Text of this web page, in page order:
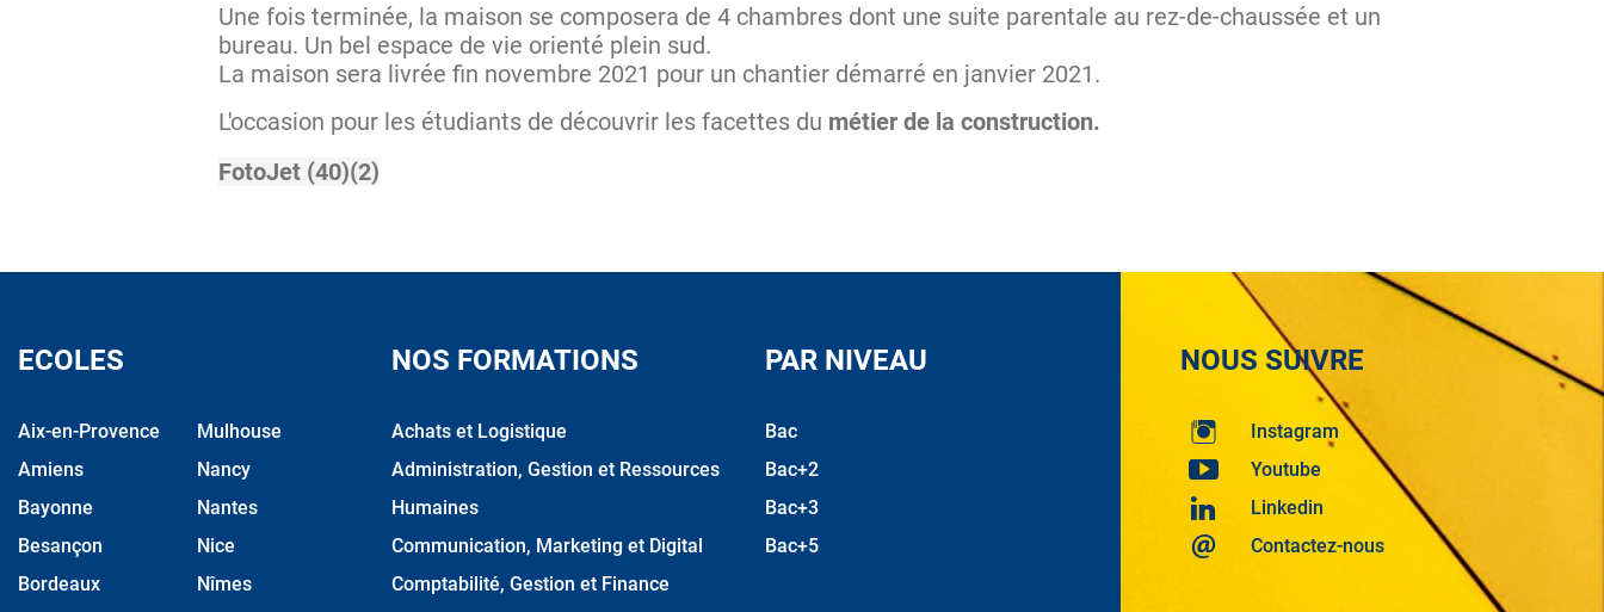
Une fois terminée, la maison se composera de 4 chambres dont une suite parentale au rez-de-chaussée et un
bureau. Un bel espace de vie orienté plein sud.
La maison sera livrée fin novembre 2021 pour un chantier démarré en janvier 2021.
L'occasion pour les étudiants de découvrir les facettes du métier de la construction.
ECOLES
Aix-en-Provence
Amiens
Bayonne
Besançon
Bordeaux
Mulhouse
Nancy
Nantes
Nice
Nîmes
NOS FORMATIONS
Achats et Logistique
Administration, Gestion et Ressources
Humaines
Communication, Marketing et Digital
Comptabilité, Gestion et Finance
PAR NIVEAU
Bac
Bac+2
Bac+3
Bac+5
NOUS SUIVRE
Instagram
Youtube
Linkedin
Contactez-nous